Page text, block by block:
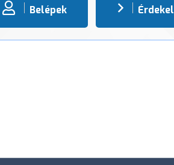
Belépek Érdekel